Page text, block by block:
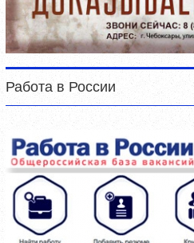
Работа в России